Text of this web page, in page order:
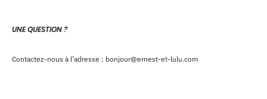
UNE QUESTION ?
Contactez-nous à l’adresse : bonjour@ernest-et-lulu.com